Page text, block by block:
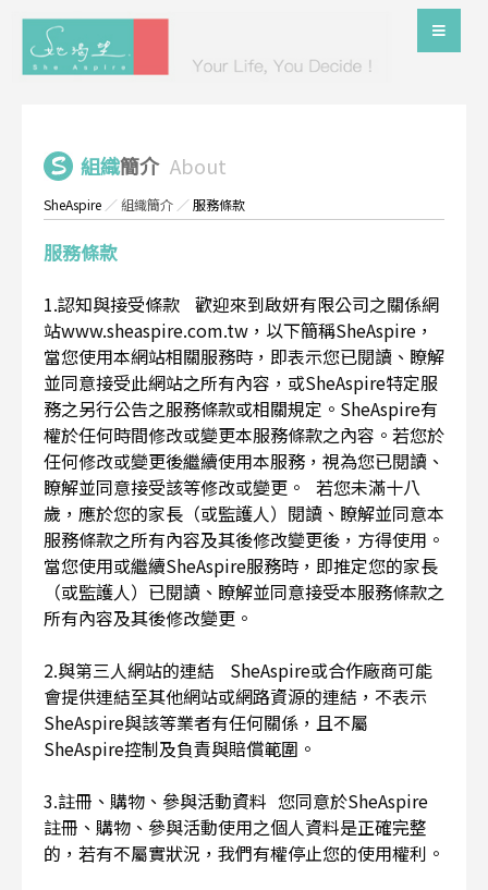
組織簡介 About
SheAspire ／組織簡介 ／服務條款
服務條款
1.認知與接受條款 歡迎來到啟妍有限公司之關係網
站www.sheaspire.com.tw，以下簡稱SheAspire，
當您使用本網站相關服務時，即表示您已閱讀、瞭解
並同意接受此網站之所有內容，或SheAspire特定服
務之另行公告之服務條款或相關規定。SheAspire有
權於任何時間修改或變更本服務條款之內容。若您於
任何修改或變更後繼續使用本服務，視為您已閱讀、
瞭解並同意接受該等修改或變更。 若您未滿十八
歲，應於您的家長（或監護人）閱讀、瞭解並同意本
服務條款之所有內容及其後修改變更後，方得使用。
當您使用或繼續SheAspire服務時，即推定您的家長
（或監護人）已閱讀、瞭解並同意接受本服務條款之
所有內容及其後修改變更。
2.與第三人網站的連結 SheAspire或合作廠商可能
會提供連結至其他網站或網路資源的連結，不表示
SheAspire與該等業者有任何關係，且不屬
SheAspire控制及負責與賠償範圍。
3.註冊、購物、參與活動資料 您同意於SheAspire
註冊、購物、參與活動使用之個人資料是正確完整
的，若有不屬實狀況，我們有權停止您的使用權利。